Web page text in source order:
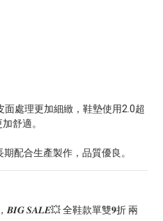
處理更加細緻，鞋墊使用2.0超
舒適。
配合生產製作，品質優良。
𝑩𝑰𝑮 𝑺𝑨𝑳𝑬💥 全鞋款單雙𝟗折 兩